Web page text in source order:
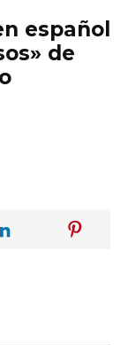
español
de